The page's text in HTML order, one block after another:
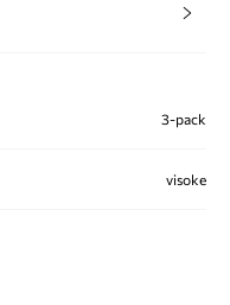
3-pack
visoke